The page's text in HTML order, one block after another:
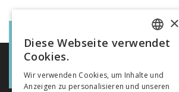
FRENCH
ITALIAN
×
Diese Webseite verwendet
Cookies.
Wir verwenden Cookies, um Inhalte und
Anzeigen zu personalisieren und unseren